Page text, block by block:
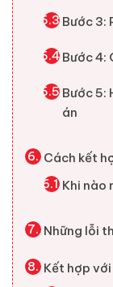
Bước 3:
Bước 4:
Bước 5:
án
Cách kết
Khi nào
Những lỗi
Kết hợp